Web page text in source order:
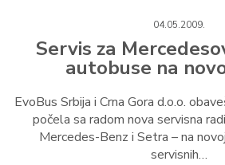
04.05.2009.
Servis za
autobuse na
EvoBus Srbija i Crna Gora d.o.o.
počela sa radom nova servisna
Mercedes-Benz i Setra – na
servisnih…